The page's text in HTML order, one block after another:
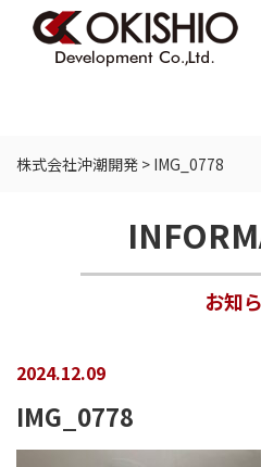
株式会社沖潮開発 > IMG_0778
お知
2024.12.09
IMG_0778